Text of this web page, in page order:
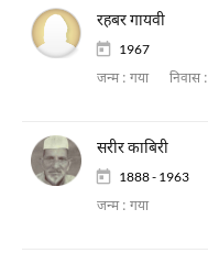
रहबर गायवी
1967
जन्म : गया निवास :
सरीर काबिरी
1888 - 1963
जन्म : गया